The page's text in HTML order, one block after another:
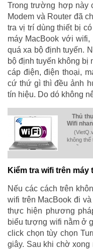
Trong trường hợp này
Modem và Router đã
tra vị trí dùng thiết bị
máy MacBook với
quá xa bộ định tuyến.
bộ định tuyến không
cáp điện, điện thoại,
cứ thứ gì thì đều ảnh
tín hiệu. Do dó không
Thủ
Wifi
không thể
nhiều
Kiểm tra wifi trên máy
Nếu các cách trên
wifi trên MacBook đi
thực hiện phương
biểu tượng wifi nằm ở
click chọn tùy chọn
giây. Sau khi chờ